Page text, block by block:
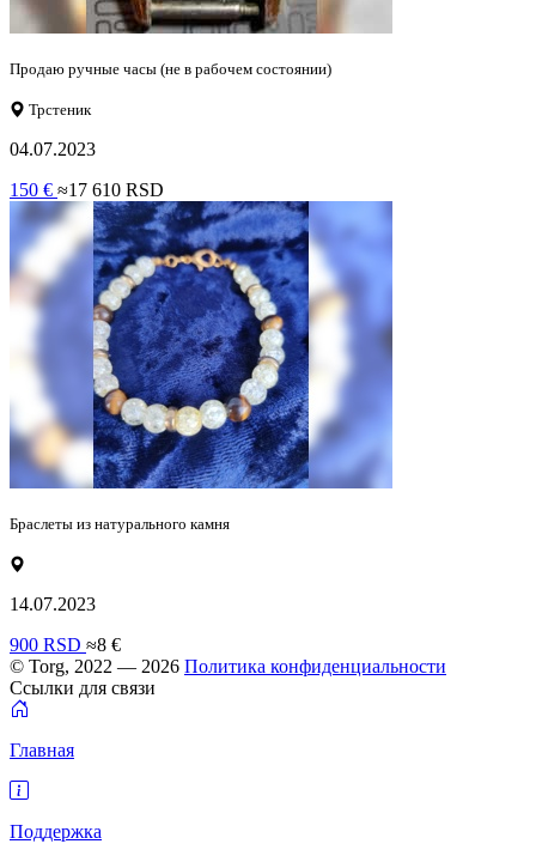
Продаю ручные часы (не в рабочем состоянии)
Трстеник
04.07.2023
150 € ≈17 610 RSD
Браслеты из натурального камня
14.07.2023
900 RSD ≈8 €
© Torg, 2022 — 2026 Политика конфиденциальности
Ссылки для связи
Главная
Поддержка